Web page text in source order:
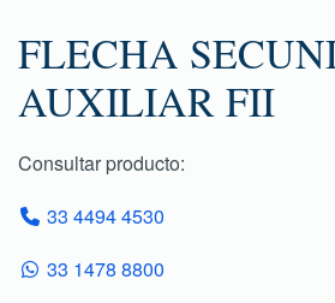
FLECHA
AUXILIAR FII
Consultar producto:
33 4494 4530
33 1478 8800